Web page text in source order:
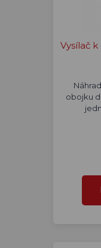
Vysílač
obojku